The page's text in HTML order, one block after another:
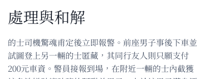
處理與和解
的士司機驚魂甫定後立即報警。前座男子事後下車並
試圖登上另一輛的士匿藏，其同行友人則只願支付
200元車資。警員接報到場，在附近一輛的士內截獲